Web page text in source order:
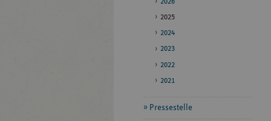
2025
2024
2023
2022
2021
Pressestelle